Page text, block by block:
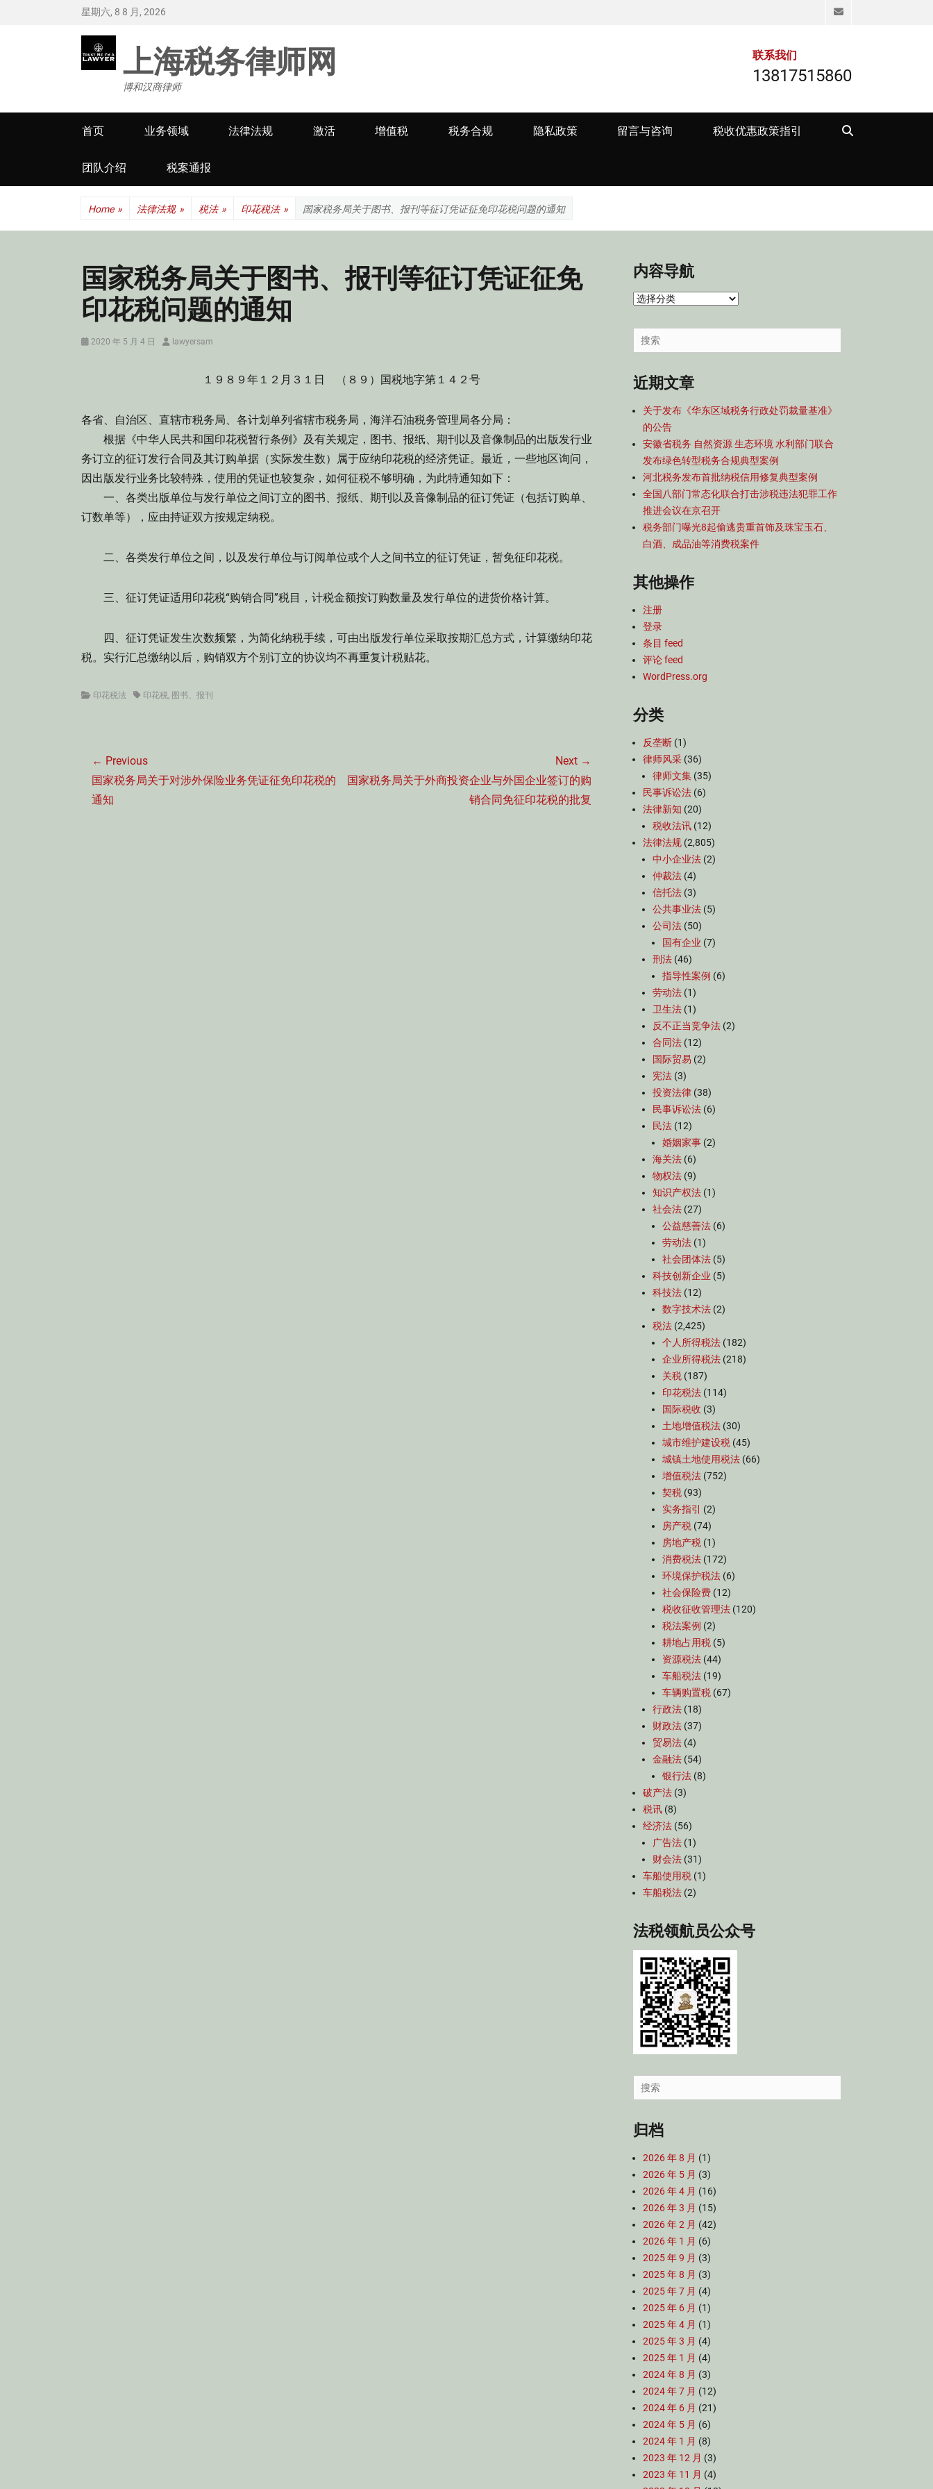
星期六, 8 8 月, 2026 Email
上海税务律师网
博和汉商律师
联系我们
13817515860
Primary
menu
首页 业务领域 法律法规 激活 增值税 税务合规 隐私政策 留言与咨询 税收优惠政策指引
团队介绍 税案通报
Home » 法律法规 » 税法 » 印花税法 » 国家税务局关于图书、报刊等征订凭证征免印花税问题的通知
国家税务局关于图书、报刊等征订凭证征免
印花税问题的通知
Posted
2020 年 5 月 4 日 Authorlawyersam
１９８９年１２月３１日 （８９）国税地字第１４２号
各省、自治区、直辖市税务局、各计划单列省辖市税务局，海洋石油税务管理局各分局：
根据《中华人民共和国印花税暂行条例》及有关规定，图书、报纸、期刊以及音像制品的出版发行业
务订立的征订发行合同及其订购单据（实际发生数）属于应纳印花税的经济凭证。最近，一些地区询问，
因出版发行业务比较特殊，使用的凭证也较复杂，如何征税不够明确，为此特通知如下：
一、各类出版单位与发行单位之间订立的图书、报纸、期刊以及音像制品的征订凭证（包括订购单、
订数单等），应由持证双方按规定纳税。
二、各类发行单位之间，以及发行单位与订阅单位或个人之间书立的征订凭证，暂免征印花税。
三、征订凭证适用印花税“购销合同”税目，计税金额按订购数量及发行单位的进货价格计算。
四、征订凭证发生次数频繁，为简化纳税手续，可由出版发行单位采取按期汇总方式，计算缴纳印花
税。实行汇总缴纳以后，购销双方个别订立的协议均不再重复计税贴花。
Categories
印花税法 Tags印花税, 图书、报刊
章
导
航
← Previous
Previous
post:
国家税务局关于对涉外保险业务凭证征免印花税的
通知
Next →
Next
国家税务局关于外商投资企业与外国企业签订的购
销合同免征印花税的批复
内容导航
内
导
航
Search
for:
近期文章
关于发布《华东区域税务行政处罚裁量基准》
的公告
安徽省税务 自然资源 生态环境 水利部门联合
发布绿色转型税务合规典型案例
河北税务发布首批纳税信用修复典型案例
全国八部门常态化联合打击涉税违法犯罪工作
推进会议在京召开
税务部门曝光8起偷逃贵重首饰及珠宝玉石、
白酒、成品油等消费税案件
其他操作
注册
登录
条目 feed
评论 feed
WordPress.org
分类
反垄断 (1)
律师风采 (36)
律师文集 (35)
民事诉讼法 (6)
法律新知 (20)
税收法讯 (12)
法律法规 (2,805)
中小企业法 (2)
仲裁法 (4)
信托法 (3)
公共事业法 (5)
公司法 (50)
国有企业 (7)
刑法 (46)
指导性案例 (6)
劳动法 (1)
卫生法 (1)
反不正当竞争法 (2)
合同法 (12)
国际贸易 (2)
宪法 (3)
投资法律 (38)
民事诉讼法 (6)
民法 (12)
婚姻家事 (2)
海关法 (6)
物权法 (9)
知识产权法 (1)
社会法 (27)
公益慈善法 (6)
劳动法 (1)
社会团体法 (5)
科技创新企业 (5)
科技法 (12)
数字技术法 (2)
税法 (2,425)
个人所得税法 (182)
企业所得税法 (218)
关税 (187)
印花税法 (114)
国际税收 (3)
土地增值税法 (30)
城市维护建设税 (45)
城镇土地使用税法 (66)
增值税法 (752)
契税 (93)
实务指引
(2)
房产税 (74)
房地产税 (1)
消费税法 (172)
环境保护税法 (6)
社会保险费 (12)
税收征收管理法 (120)
税法案例 (2)
耕地占用税 (5)
资源税法 (44)
车船税法 (19)
车辆购置税 (67)
行政法 (18)
财政法 (37)
贸易法 (4)
金融法 (54)
银行法 (8)
破产法 (3)
税讯 (8)
经济法 (56)
广告法 (1)
财会法 (31)
车船使用税 (1)
车船税法 (2)
法税领航员公众号
Search
for:
归档
2026 年 8 月 (1)
2026 年 5 月 (3)
2026 年 4 月 (16)
2026 年 3 月 (15)
2026 年 2 月 (42)
2026 年 1 月 (6)
2025 年 9 月 (3)
2025 年 8 月 (3)
2025 年 7 月 (4)
2025 年 6 月 (1)
2025 年 4 月 (1)
2025 年 3 月 (4)
2025 年 1 月 (4)
2024 年 8 月 (3)
2024 年 7 月 (12)
2024 年 6 月 (21)
2024 年 5 月 (6)
2024 年 1 月 (8)
2023 年 12 月 (3)
2023 年 11 月 (4)